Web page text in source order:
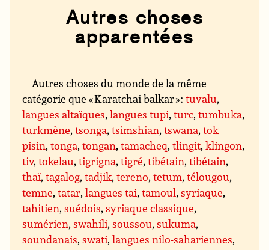
Autres choses
apparentées
Autres choses du monde de la même
catégorie que « Karatchai balkar » :tuvalu,
langues altaïques,langues tupi,turc,tumbuka,
turkmène,tsonga,tsimshian,tswana,tok
pisin,tonga,tongan,tamacheq,tlingit,klingon,
tiv,tokelau,tigrigna,tigré,tibétain,tibétain,
thaï,tagalog,tadjik,tereno,tetum,télougou,
temne,tatar,langues tai,tamoul,syriaque,
tahitien,suédois,syriaque classique,
sumérien,swahili,soussou,sukuma,
soundanais,swati,langues nilo-sahariennes,